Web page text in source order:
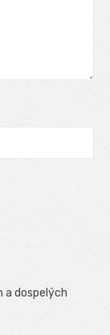
a dospelých